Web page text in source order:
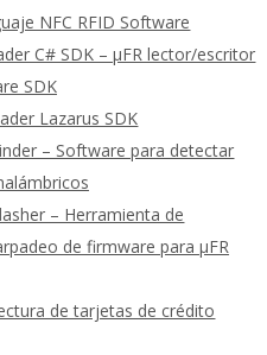
NFC RFID Software
C# SDK – μFR lector/escritor
SDK
Lazarus SDK
– Software para detectar
– Herramienta de
de firmware para μFR
de tarjetas de crédito